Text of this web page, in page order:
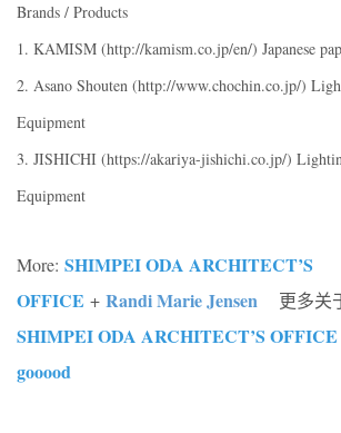
Brands / Products
1. KAMISM (http://kamism.co.jp/en/) Japanese
2. Asano Shouten (http://www.chochin.co.jp/)
Equipment
3. JISHICHI (https://akariya-jishichi.co.jp/)
Equipment
More: SHIMPEI ODA ARCHITECT’S
OFFICE + Randi Marie Jensen 更多关
SHIMPEI ODA ARCHITECT’S OFFICE
gooood